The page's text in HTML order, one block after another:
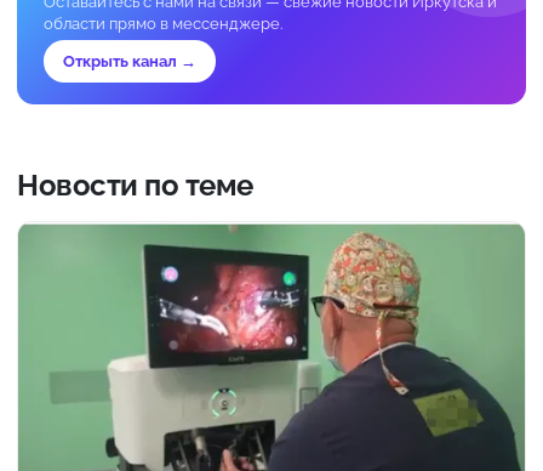
области прямо в мессенджере.
Открыть канал →
Новости по теме